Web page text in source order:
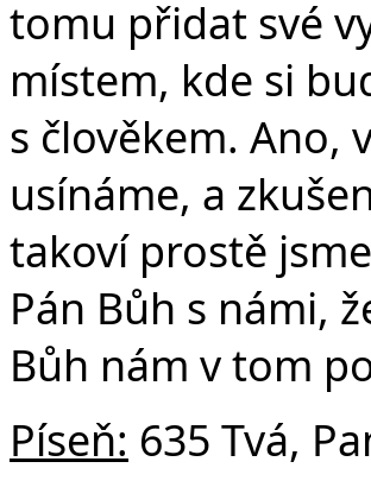
tomu přidat své
místem, kde si
s člověkem. Ano,
usínáme, a
takoví prostě
Pán Bůh s námi,
Bůh nám v tom
Píseň: 635 Tvá,